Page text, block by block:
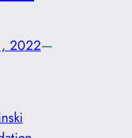
2022—